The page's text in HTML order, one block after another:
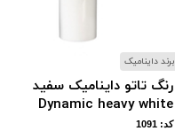
برند داینامیک
رنگ تاتو داینامیک سفید
Dynamic heavy white
کد: 1091